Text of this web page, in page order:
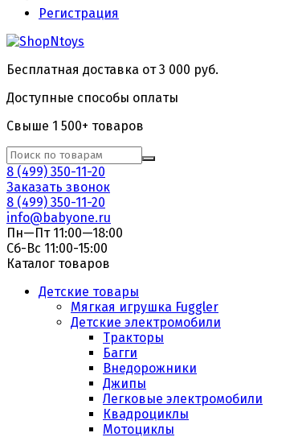
Регистрация
Бесплатная доставка от 3 000 руб.
Доступные способы оплаты
Свыше 1 500+ товаров
8 (499) 350-11-20
Заказать звонок
8 (499) 350-11-20
info@babyone.ru
Пн—Пт 11:00—18:00
Сб-Вс 11:00-15:00
Каталог товаров
Детские товары
Мягкая игрушка Fuggler
Детские электромобили
Тракторы
Багги
Внедорожники
Джипы
Легковые электромобили
Квадроциклы
Мотоциклы